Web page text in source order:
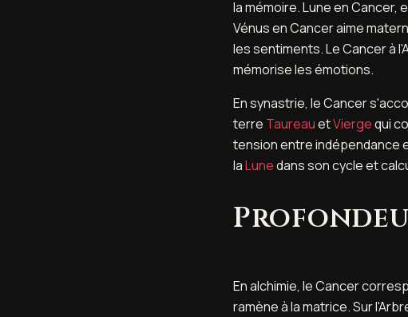
la mémoire. Lune en Cancer,
Vénus en Cancer aime
les sentiments. Le Cancer à
mémorise les émotions.
En synastrie, le Cancer
terre TaureauetViergequi
tension entre indépendance
laLunedans son cycle et
En alchimie, le Cancer
ramène à la matrice. Sur